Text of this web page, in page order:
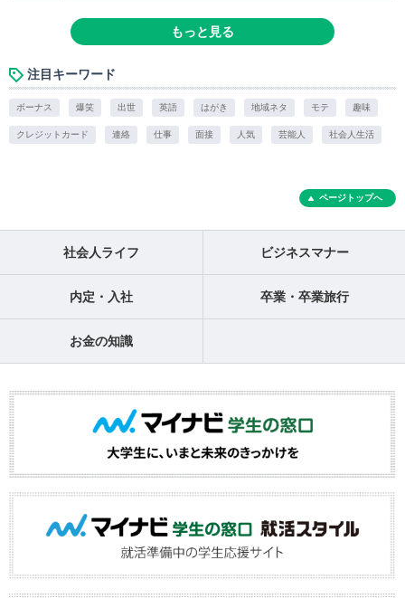
もっと見る
注目キーワード
ボーナス 爆笑 出世 英語 はがき 地域ネタ モテ 趣味
クレジットカード 連絡 仕事 面接 人気 芸能人 社会人生活
ページトップへ
社会人ライフ ビジネスマナー
内定・入社 卒業・卒業旅行
お金の知識